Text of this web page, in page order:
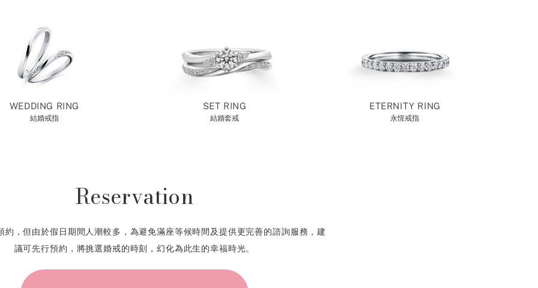
WEDDING RING
結婚戒指
SET RING
結婚套戒
ETERNITY RING
永恆戒指
Reservation
約，但由於假日期間人潮較多，為避免滿座等候時間及提供更完善的諮詢服務，建
議可先行預約，將挑選婚戒的時刻，幻化為此生的幸福時光。